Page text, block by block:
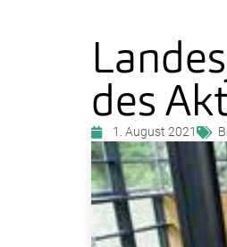
des
1. August 2021